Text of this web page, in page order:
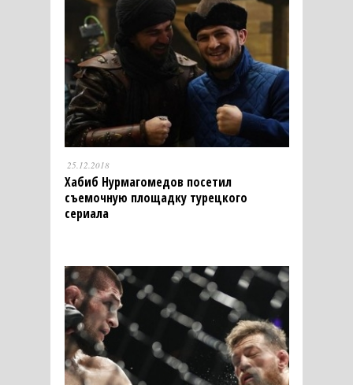
25.12.2018
Хабиб Нурмагомедов посетил
съемочную площадку турецкого
сериала